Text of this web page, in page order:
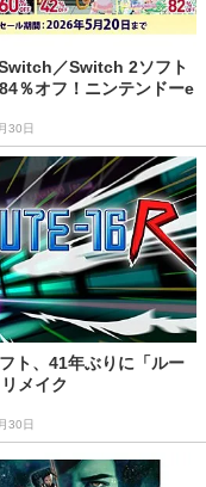
／Switch 2ソフト
％オフ！ニンテンドーe
30日
ト、41年ぶりに「ルー
メイク
30日